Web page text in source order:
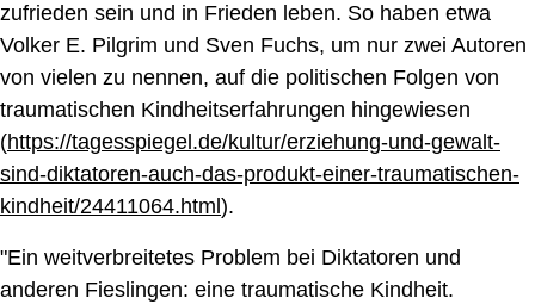
zufrieden sein und in Frieden leben. So haben etwa
Volker E. Pilgrim und Sven Fuchs, um nur zwei Autoren
von vielen zu nennen, auf die politischen Folgen von
traumatischen Kindheitserfahrungen hingewiesen
(https://tagesspiegel.de/kultur/erziehung-und-gewalt-
sind-diktatoren-auch-das-produkt-einer-traumatischen-
kindheit/24411064.html ).
"Ein weitverbreitetes Problem bei Diktatoren und
anderen Fieslingen: eine traumatische Kindheit.